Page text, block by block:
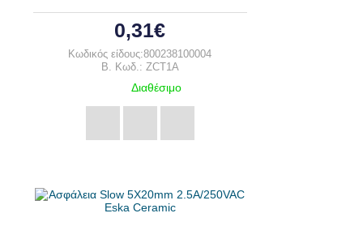
0,31€
Κωδικός είδους:800238100004
B. Κωδ.: ZCT1A
Διαθέσιμο